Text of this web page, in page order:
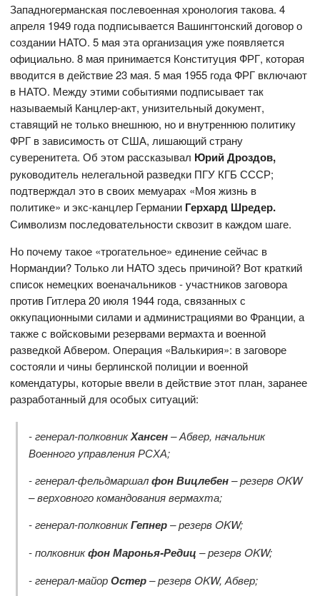
Западногерманская послевоенная хронология такова. 4
апреля 1949 года подписывается Вашингтонский договор о
создании НАТО. 5 мая эта организация уже появляется
официально. 8 мая принимается Конституция ФРГ, которая
вводится в действие 23 мая. 5 мая 1955 года ФРГ включают
в НАТО. Между этими событиями подписывает так
называемый Канцлер-акт, унизительный документ,
ставящий не только внешнюю, но и внутреннюю политику
ФРГ в зависимость от США, лишающий страну
суверенитета. Об этом рассказывал Юрий Дроздов,
руководитель нелегальной разведки ПГУ КГБ СССР;
подтверждал это в своих мемуарах «Моя жизнь в
политике» и экс-канцлер Германии Герхард Шредер.
Символизм последовательности сквозит в каждом шаге.
Но почему такое «трогательное» единение сейчас в
Нормандии? Только ли НАТО здесь причиной? Вот краткий
список немецких военачальников - участников заговора
против Гитлера 20 июля 1944 года, связанных с
оккупационными силами и администрациями во Франции, а
также с войсковыми резервами вермахта и военной
разведкой Абвером. Операция «Валькирия»: в заговоре
состояли и чины берлинской полиции и военной
комендатуры, которые ввели в действие этот план, заранее
разработанный для особых ситуаций:
- генерал-полковникХансен– Абвер, начальник
Военного управления РСХА;
- генерал-фельдмаршалфон Вицлебен– резерв OKW
– верховного командования вермахта;
- генерал-полковникГепнер– резерв OKW;
- полковникфон Маронья-Редиц – резерв OKW;
- генерал-майорОстер– резерв OKW, Абвер;